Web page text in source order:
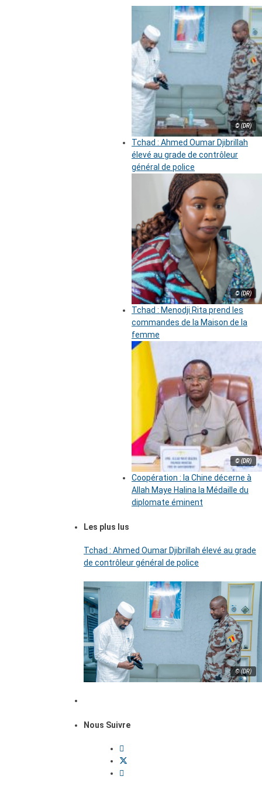
© (DR)
Tchad : Ahmed Oumar Djibrillah
élevé au grade de contrôleur
général de police
© (DR)
Tchad : Menodji Rita prend les
commandes de la Maison de la
femme
© (DR)
Coopération : la Chine décerne à
Allah Maye Halina la Médaille du
diplomate éminent
Les plus lus
Tchad : Ahmed Oumar Djibrillah élevé au grade
de contrôleur général de police
© (DR)
Nous Suivre